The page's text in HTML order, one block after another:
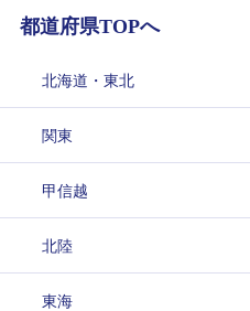
都道府県TOPへ
北海道・東北
関東
甲信越
北陸
東海